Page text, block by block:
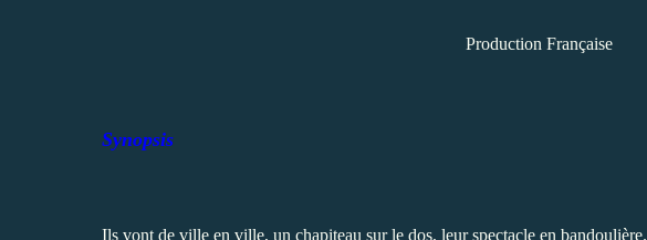
Production Française
Synopsis
Ils vont de ville en ville, un chapiteau sur le dos, leur spectacle en bandoulière.